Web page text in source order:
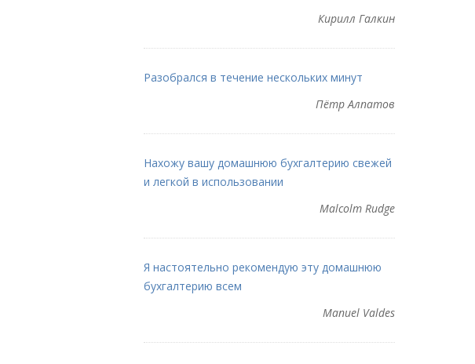
Кирилл Галкин
Разобрался в течение нескольких минут
Пётр Алпатов
Нахожу вашу домашнюю бухгалтерию свежей
и легкой в использовании
Malcolm Rudge
Я настоятельно рекомендую эту домашнюю
бухгалтерию всем
Manuel Valdes